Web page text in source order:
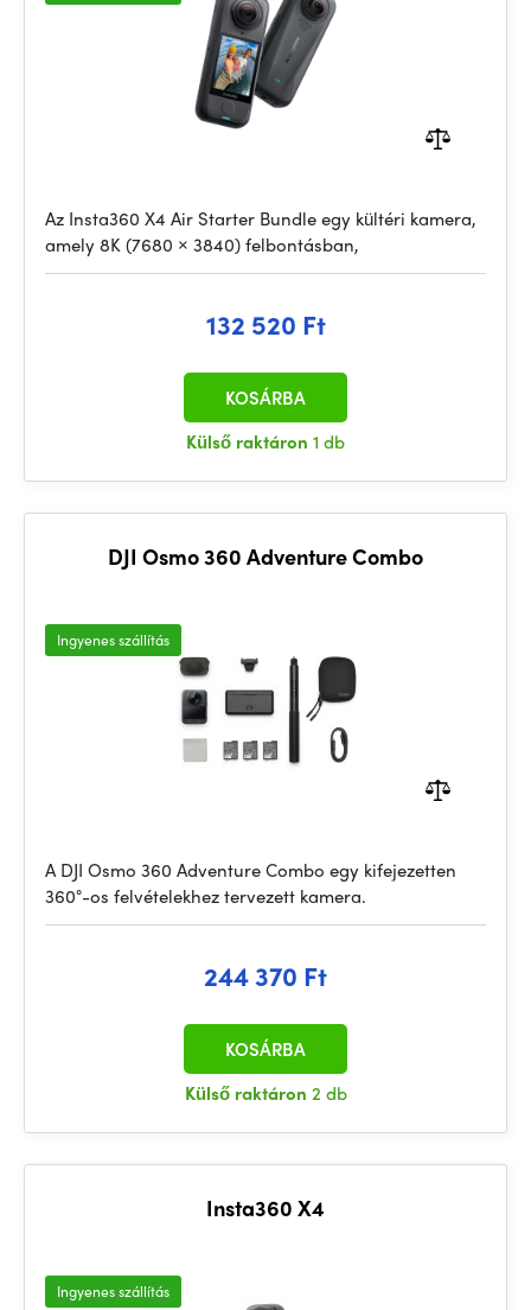
Az Insta360 X4 Air Starter Bundle egy kültéri kamera,
amely 8K (7680 × 3840) felbontásban,
132 520 Ft
Külső raktáron 1 db
KOSÁRBA
DJI Osmo 360 Adventure Combo
Ingyenes szállítás
A DJI Osmo 360 Adventure Combo egy kifejezetten
360°-os felvételekhez tervezett kamera.
244 370 Ft
Külső raktáron 2 db
KOSÁRBA
Insta360 X4
Ingyenes szállítás